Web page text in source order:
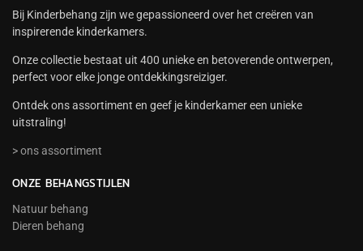
Bij Kinderbehang zijn we gepassioneerd over het creëren van
inspirerende kinderkamers.
Onze collectie bestaat uit 400 unieke en betoverende ontwerpen,
perfect voor elke jonge ontdekkingsreiziger.
Ontdek ons assortiment en geef je kinderkamer een unieke
uitstraling!
> ons assortiment
ONZE BEHANGSTIJLEN
Natuur behang
Dieren behang